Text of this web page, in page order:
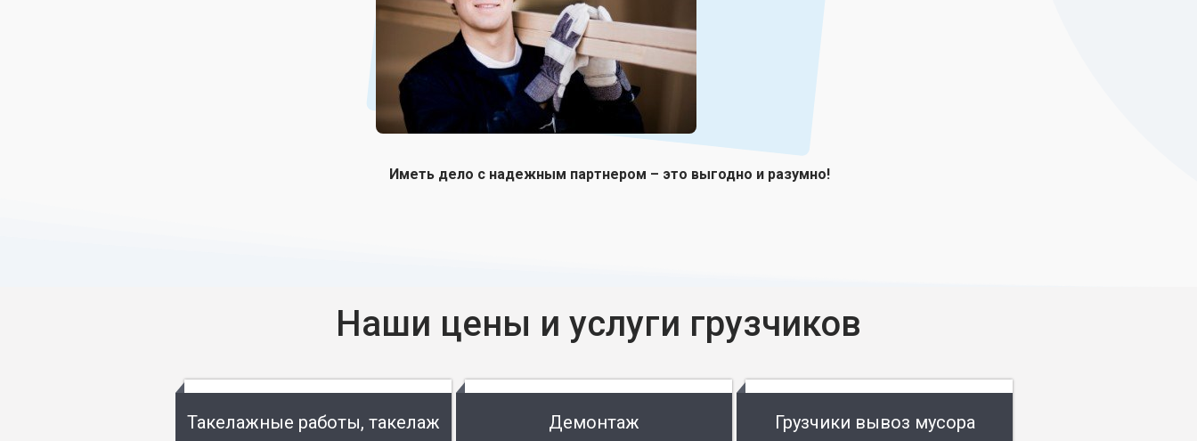
Иметь дело с надежным партнером – это выгодно и разумно!
Наши цены и услуги грузчиков
Такелажные работы, такелаж Демонтаж Грузчики вывоз мусора